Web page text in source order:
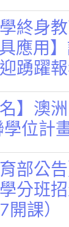
學終身
應用
踴躍
名】澳
位計
育部公
分班
開課）